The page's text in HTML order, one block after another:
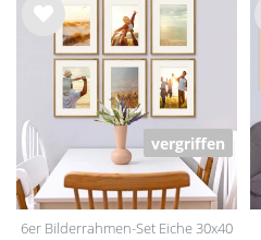
nsc
vergriffen
6er Bilderrahmen-Set Eiche 30x40